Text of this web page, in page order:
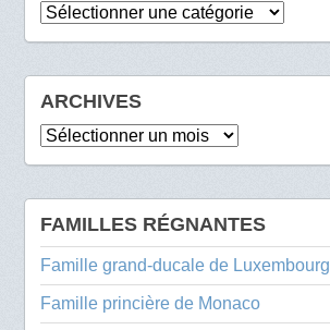
Catégories
ARCHIVES
Archives
FAMILLES RÉGNANTES
Famille grand-ducale de Luxembourg
Famille princière de Monaco